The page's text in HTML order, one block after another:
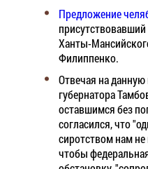
Предложение
Ханты-
Филиппенко.
Отвечая на
губернатора
оставшимся без
согласился, что
сиротством нам
чтобы